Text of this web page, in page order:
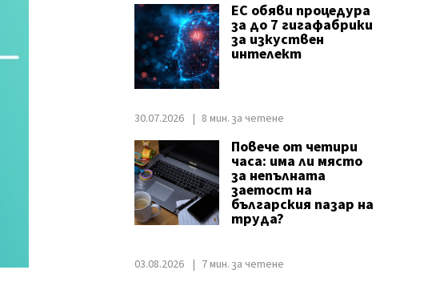
ЕС обяви процедура
за до 7 гигафабрики
за изкуствен
интелект
30.07.2026 8 мин. за четене
Повече от четири
часа: има ли място
за непълната
заетост на
българския пазар на
труда?
03.08.2026 7 мин. за четене